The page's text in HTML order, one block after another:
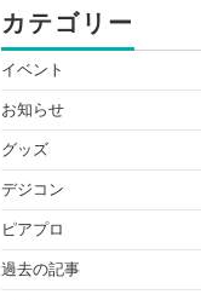
カテゴリー
イベント
お知らせ
グッズ
デジコン
ピアプロ
過去の記事